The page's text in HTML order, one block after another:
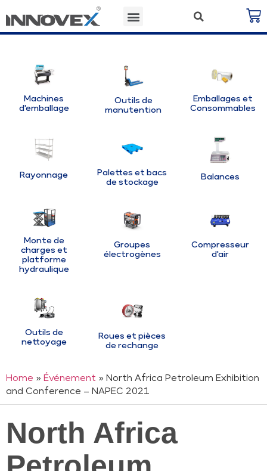
Machines
d'emballage
Outils de
manutention
Emballages et
Consommables
Rayonnage
Palettes et bacs
de stockage
Balances
Monte de
charges et
platforme
hydraulique
Groupes
électrogènes
Compresseur
d'air
Outils de
nettoyage
Roues et pièces
de rechange
Home » Événement » North Africa Petroleum Exhibition
and Conference – NAPEC 2021
North Africa